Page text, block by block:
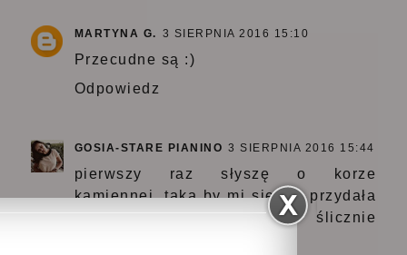
MARTYNA G. 3 SIERPNIA 2016 15:10
Przecudne są :)
Odpowiedz
GOSIA-STARE PIANINO 3 SIERPNIA 2016 15:44
pierwszy raz słyszę o korze
kamiennej, taka by mi się też przydała
do ogródka, a roślinki ślicznie